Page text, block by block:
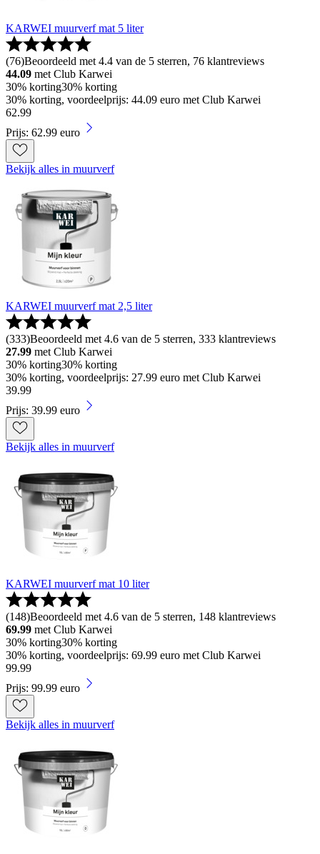
KARWEI muurverf mat 5 liter
(76)Beoordeeld met 4.4 van de 5 sterren, 76 klantreviews
44.09 met Club Karwei
30% korting30% korting
30% korting, voordeelprijs: 44.09 euro met Club Karwei
62.99
Prijs: 62.99 euro
Bekijk alles in muurverf
KARWEI muurverf mat 2,5 liter
(333)Beoordeeld met 4.6 van de 5 sterren, 333 klantreviews
27.99 met Club Karwei
30% korting30% korting
30% korting, voordeelprijs: 27.99 euro met Club Karwei
39.99
Prijs: 39.99 euro
Bekijk alles in muurverf
KARWEI muurverf mat 10 liter
(148)Beoordeeld met 4.6 van de 5 sterren, 148 klantreviews
69.99 met Club Karwei
30% korting30% korting
30% korting, voordeelprijs: 69.99 euro met Club Karwei
99.99
Prijs: 99.99 euro
Bekijk alles in muurverf